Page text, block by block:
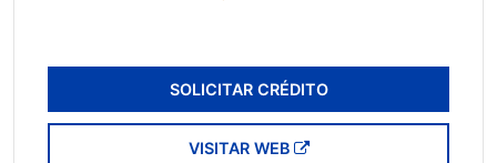
SOLICITAR CRÉDITO
VISITAR WEB